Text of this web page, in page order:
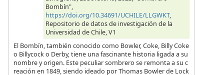
Bombín",
https://doi.org/10.34691/UCHILE/LLGWKT,
Repositorio de datos de investigación de la
Universidad de Chile, V1
El Bombín, también conocido como Bowler, Coke, Billy Coke
o Billycock o Derby, tiene una fascinante historia ligada a su
nombre y origen. Este peculiar sombrero se remonta a su c
reación en 1849, siendo ideado por Thomas Bowler de Lock